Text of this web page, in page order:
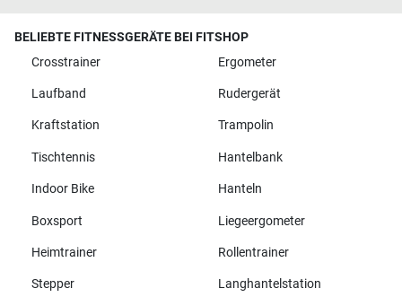
BELIEBTE FITNESSGERÄTE BEI FITSHOP
Crosstrainer
Ergometer
Laufband Rudergerät
Kraftstation Trampolin
Tischtennis Hantelbank
Indoor Bike Hanteln
Boxsport Liegeergometer
Heimtrainer Rollentrainer
Stepper Langhantelstation